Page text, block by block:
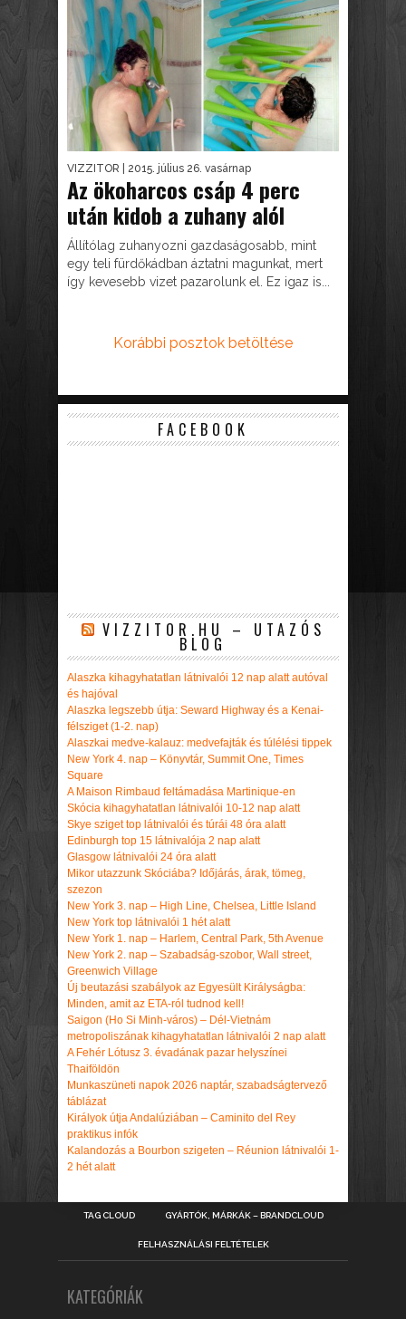
VIZZITOR | 2015. július 26. vasárnap
Az ökoharcos csáp 4 perc
után kidob a zuhany alól
Állítólag zuhanyozni gazdaságosabb, mint
egy teli fürdőkádban áztatni magunkat, mert
így kevesebb vizet pazarolunk el. Ez igaz is...
Korábbi posztok betöltése
FACEBOOK
VIZZITOR.HU – UTAZÓS
BLOG
Alaszka kihagyhatatlan látnivalói 12 nap alatt autóval
és hajóval
Alaszka legszebb útja: Seward Highway és a Kenai-
félsziget (1-2. nap)
Alaszkai medve-kalauz: medvefajták és túlélési tippek
New York 4. nap – Könyvtár, Summit One, Times
Square
A Maison Rimbaud feltámadása Martinique-en
Skócia kihagyhatatlan látnivalói 10-12 nap alatt
Skye sziget top látnivalói és túrái 48 óra alatt
Edinburgh top 15 látnivalója 2 nap alatt
Glasgow látnivalói 24 óra alatt
Mikor utazzunk Skóciába? Időjárás, árak, tömeg,
szezon
New York 3. nap – High Line, Chelsea, Little Island
New York top látnivalói 1 hét alatt
New York 1. nap – Harlem, Central Park, 5th Avenue
New York 2. nap – Szabadság-szobor, Wall street,
Greenwich Village
Új beutazási szabályok az Egyesült Királyságba:
Minden, amit az ETA-ról tudnod kell!
Saigon (Ho Si Minh-város) – Dél-Vietnám
metropoliszának kihagyhatatlan látnivalói 2 nap alatt
A Fehér Lótusz 3. évadának pazar helyszínei
Thaiföldön
Munkaszüneti napok 2026 naptár, szabadságtervező
táblázat
Királyok útja Andalúziában – Caminito del Rey
praktikus infók
Kalandozás a Bourbon szigeten – Réunion látnivalói 1-
2 hét alatt
TAG CLOUD GYÁRTÓK, MÁRKÁK – BRANDCLOUD
FELHASZNÁLÁSI FELTÉTELEK
KATEGÓRIÁK